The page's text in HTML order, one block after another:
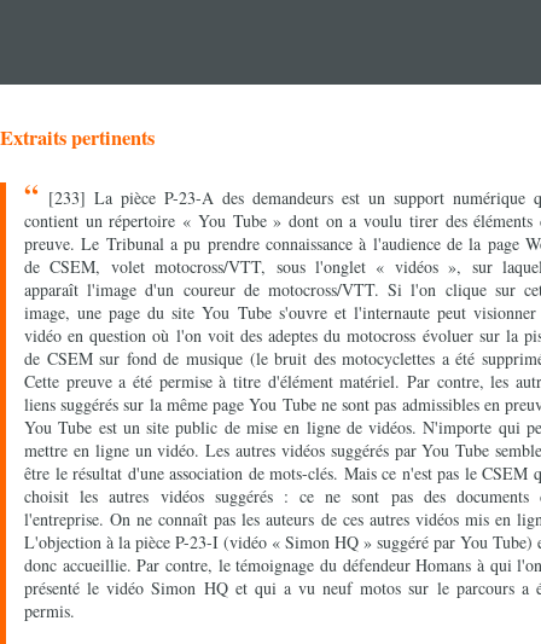
Extraits pertinents
“ [233] La pièce P-23-A des demandeurs est un support numérique
contient un répertoire « You Tube » dont on a voulu tirer des éléments
preuve. Le Tribunal a pu prendre connaissance à l'audience de la page
de CSEM, volet motocross/VTT, sous l'onglet « vidéos », sur
apparaît l'image d'un coureur de motocross/VTT. Si l'on clique sur
image, une page du site You Tube s'ouvre et l'internaute peut
vidéo en question où l'on voit des adeptes du motocross évoluer sur la
de CSEM sur fond de musique (le bruit des motocyclettes a été
Cette preuve a été permise à titre d'élément matériel. Par contre, les
liens suggérés sur la même page You Tube ne sont pas admissibles en
You Tube est un site public de mise en ligne de vidéos. N'importe qui
mettre en ligne un vidéo. Les autres vidéos suggérés par You Tube
être le résultat d'une association de mots-clés. Mais ce n'est pas le CSEM
choisit les autres vidéos suggérés : ce ne sont pas des documents
l'entreprise. On ne connaît pas les auteurs de ces autres vidéos mis en
L'objection à la pièce P-23-I (vidéo « Simon HQ » suggéré par You Tube)
donc accueillie. Par contre, le témoignage du défendeur Homans à qui
présenté le vidéo Simon HQ et qui a vu neuf motos sur le parcours a
permis.